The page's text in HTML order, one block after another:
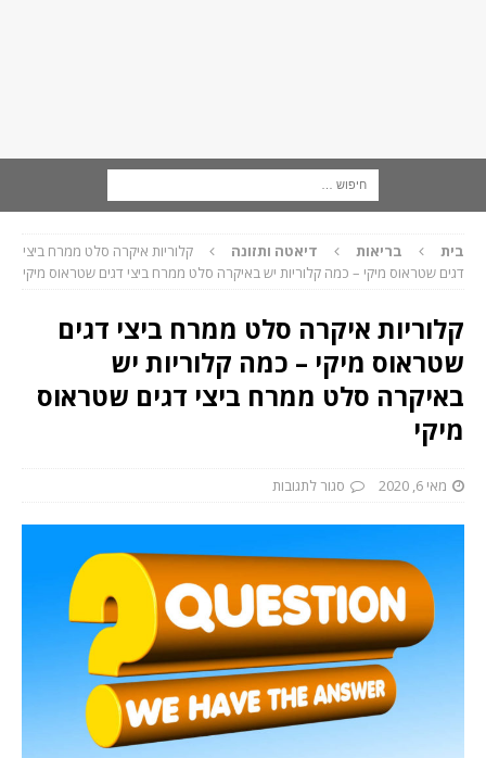
בית בריאות דיאטה ותזונה
קלוריות איקרה סלט ממרח ביצי
דגים שטראוס מיקי – כמה קלוריות יש באיקרה סלט ממרח ביצי דגים שטראוס מיקי
קלוריות איקרה סלט ממרח ביצי דגים
שטראוס מיקי – כמה קלוריות יש
באיקרה סלט ממרח ביצי דגים שטראוס
מיקי
מאי 6, 2020 סגור לתגובות